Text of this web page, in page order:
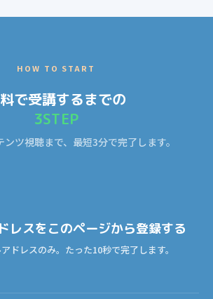
HOW TO START
で受講するまでの
3STEP
ツ視聴まで、最短3分で完了します。
レスをこのページから登録する
ドレスのみ。たった10秒で完了します。